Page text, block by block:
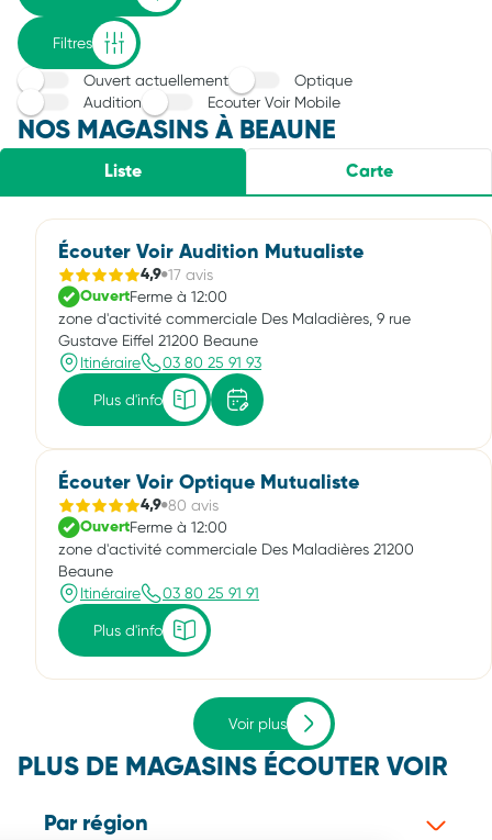
Filtres
Ouvert actuellement
Optique
Audition
Ecouter Voir Mobile
NOS MAGASINS À BEAUNE
Liste Carte
Écouter Voir Audition Mutualiste
4,9 17 avis
OuvertFerme à 12:00
zone d'activité commerciale Des Maladières, 9 rue
Gustave Eiffel 21200 Beaune
Itinéraire
03 80 25 91 93
Plus d'info
Écouter Voir Optique Mutualiste
4,9 80 avis
OuvertFerme à 12:00
zone d'activité commerciale Des Maladières 21200
Beaune
Itinéraire
03 80 25 91 91
Plus d'info
Voir plus
PLUS DE MAGASINS ÉCOUTER VOIR
Par région